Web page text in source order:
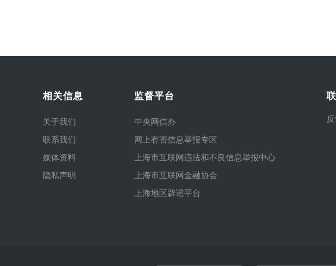
相关信息
关于我们
联系我们
媒体资料
隐私声明
监督平台
中央网信办
网上有害信息举报专区
上海市互联网违法和不良信息举报中心
上海市互联网金融协会
上海地区辟谣平台